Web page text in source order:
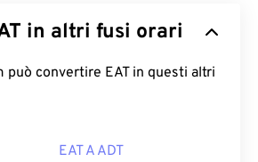
in altri fusi orari
può convertire EAT in questi altri
EAT A ADT